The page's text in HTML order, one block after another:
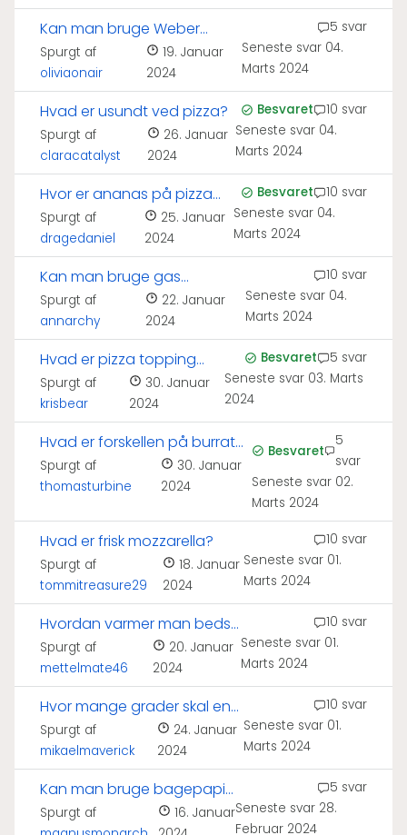
Kan man bruge Weber
pizzasten i ovn?
Spurgt af
oliviaonair
19. Januar
2024
5 svar
Seneste svar 04.
Marts 2024
Hvad er usundt ved pizza?
Spurgt af
claracatalyst
26. Januar
2024
Besvaret
10 svar
Seneste svar 04.
Marts 2024
Hvor er ananas på pizza
fra?
Spurgt af
dragedaniel
25. Januar
2024
Besvaret
10 svar
Seneste svar 04.
Marts 2024
Kan man bruge gas
pizzaovn indendørs?
Spurgt af
annarchy
22. Januar
2024
10 svar
Seneste svar 04.
Marts 2024
Hvad er pizza topping
lavet af?
Spurgt af
krisbear
30. Januar
2024
Besvaret
5 svar
Seneste svar 03. Marts
2024
Hvad er forskellen på burrata
og mozzarella?
Spurgt af
thomasturbine
30. Januar
2024
Besvaret
5
svar
Seneste svar 02.
Marts 2024
Hvad er frisk mozzarella?
Spurgt af
tommitreasure29
18. Januar
2024
10 svar
Seneste svar 01.
Marts 2024
Hvordan varmer man bedst
en pizza?
Spurgt af
mettelmate46
20. Januar
2024
10 svar
Seneste svar 01.
Marts 2024
Hvor mange grader skal en
pizza have?
Spurgt af
mikaelmaverick
24. Januar
2024
10 svar
Seneste svar 01.
Marts 2024
Kan man bruge bagepapir
i pizzaovn?
Spurgt af
16. Januar
5 svar
Seneste svar 28.
Februar 2024